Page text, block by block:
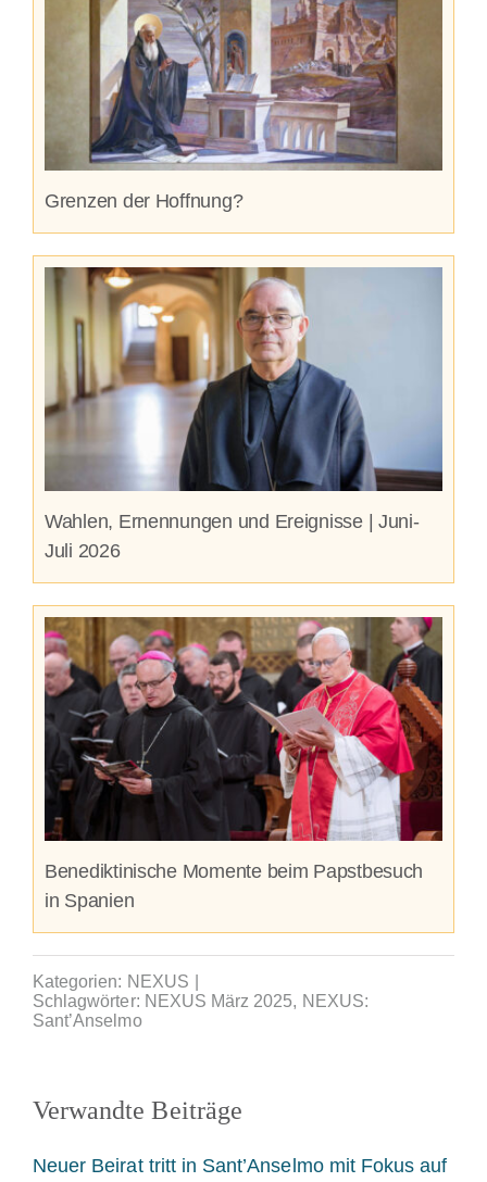
Grenzen der Hoffnung?
Wahlen, Ernennungen und Ereignisse | Juni-
Juli 2026
Benediktinische Momente beim Papstbesuch
in Spanien
Kategorien: NEXUS
Schlagwörter: NEXUS März 2025, NEXUS:
Sant’Anselmo
Verwandte Beiträge
Neuer Beirat tritt in Sant’Anselmo mit Fokus auf